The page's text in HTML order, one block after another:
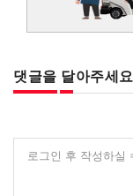
댓글을 달아주세요
로그인 후 작성하실